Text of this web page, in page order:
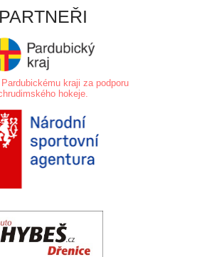
PARTNEŘI
kraji za podporu
hokeje.